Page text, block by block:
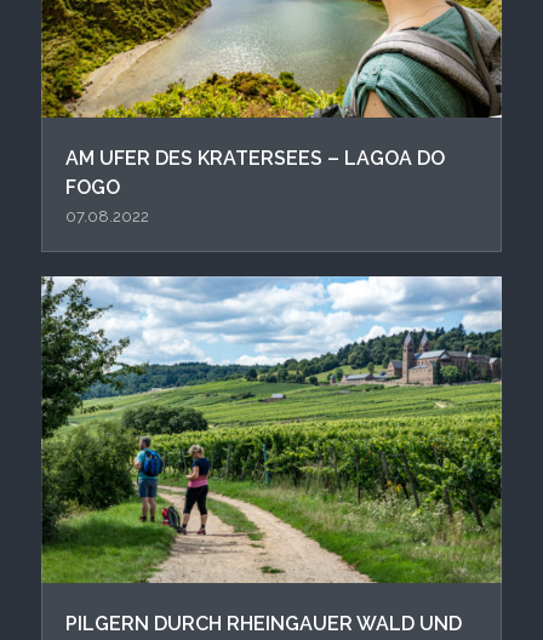
AM UFER DES KRATERSEES – LAGOA DO
FOGO
07.08.2022
PIL GERN DURCH RHEINGAUER WALD UND